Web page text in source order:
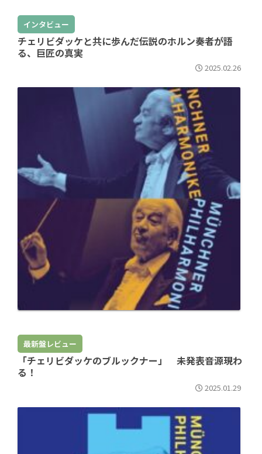
インタビュー
チェリビダッケと共に歩んだ伝説のホルン奏者が語
る、巨匠の真実
2025.02.26
最新盤レビュー
「チェリビダッケのブルックナー」 未発表音源現わ
る！
2025.01.29